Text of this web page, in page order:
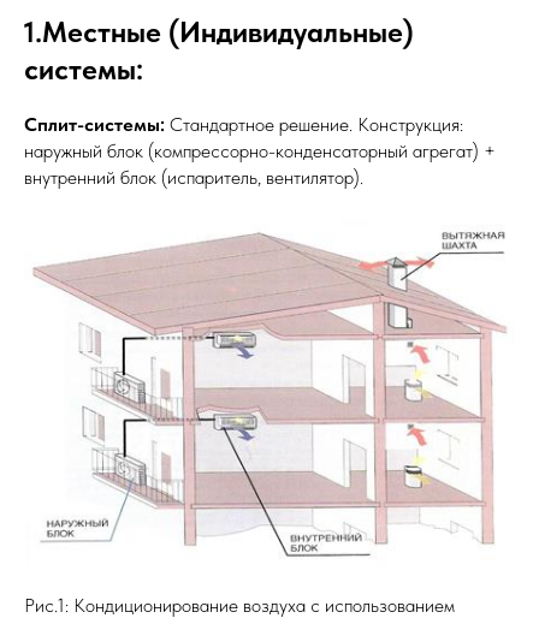
1.Местные (Индивидуальные)
системы:
Сплит-системы: Стандартное решение. Конструкция:
наружный блок (компрессорно-конденсаторный агрегат) +
внутренний блок (испаритель, вентилятор).
Рис.1: Кондиционирование воздуха с использованием